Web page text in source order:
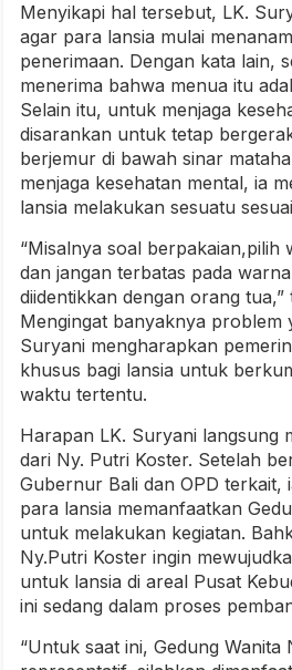
Menyikapi hal tersebut, LK.
agar para lansia mulai
penerimaan. Dengan kata lain,
menerima bahwa menua itu
Selain itu, untuk menjaga
disarankan untuk tetap
berjemur di bawah sinar
menjaga kesehatan mental, ia
lansia melakukan sesuatu
“Misalnya soal berpakaian,pilih
dan jangan terbatas pada
diidentikkan dengan orang tua,”
Mengingat banyaknya problem
Suryani mengharapkan
khusus bagi lansia untuk
waktu tertentu.
Harapan LK. Suryani langsung
dari Ny. Putri Koster. Setelah
Gubernur Bali dan OPD terkait,
para lansia memanfaatkan
untuk melakukan kegiatan.
Ny.Putri Koster ingin
untuk lansia di areal Pusat
ini sedang dalam proses
“Untuk saat ini, Gedung